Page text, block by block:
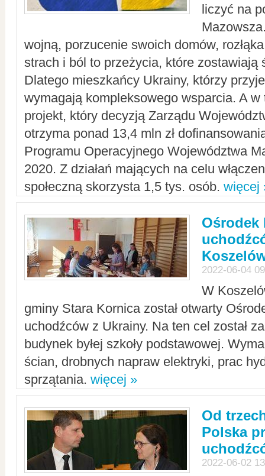
liczyć na
wojną, porzucenie swoich domów,
strach i ból to przeżycia, które zostawiają
Dlatego mieszkańcy Ukrainy, którzy
wymagają kompleksowego wsparcia. A w
projekt, który decyzją Zarządu
otrzyma ponad 13,4 mln zł
Programu Operacyjnego Województwa
2020. Z działań mających na celu
społeczną skorzysta 1,5 tys. osób. więcej
Ośrodek
2022-06-04
W
gminy Stara Kornica został otwarty
uchodźców z Ukrainy. Na ten cel został
budynek byłej szkoły podstawowej.
ścian, drobnych napraw elektryki, prac
sprzątania. więcej »
Od
Polska
2022-06-02